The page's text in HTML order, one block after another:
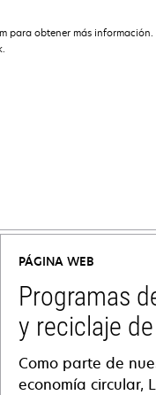
para obtener más
PÁGINA WEB
Programas
y reciclaje
Como parte de
economía circular,